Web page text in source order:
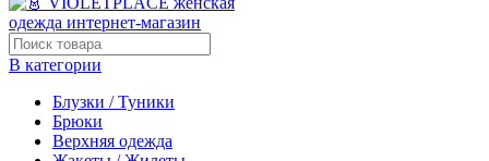
В категории
Блузки / Туники
Брюки
Верхняя одежда